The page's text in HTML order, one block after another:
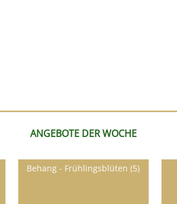
ANGEBOTE DER WOCHE
Behang - Frühlingsblüten (5)